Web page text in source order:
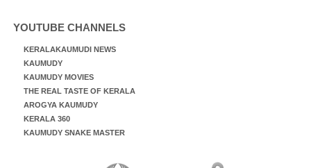
YOUTUBE CHANNELS
KERALAKAUMUDI NEWS
KAUMUDY
KAUMUDY MOVIES
THE REAL TASTE OF KERALA
AROGYA KAUMUDY
KERALA 360
KAUMUDY SNAKE MASTER